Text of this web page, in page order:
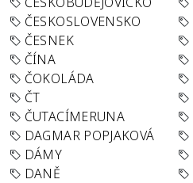
ČESKOSLOVENSKO
ČESNEK
ČÍNA
ČOKOLÁDA
ČT
ČUTACÍMERUNA
DAGMAR POPJAKOVÁ
DÁMY
DANĚ